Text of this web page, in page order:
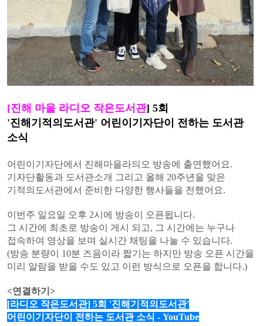
[진해 마을 라디오 작은도서관] 5회
'진해기적의도서관' 어린이기자단이 전하는 도서관
소식
어린이기자단에서 진해마을라듸오 방송에 출연했어요.
기자단활동과 도서관소개 그리고 올해 20주년을 맞은
기적의도서관에서 준비한 다양한 행사들을 전했어요.
이번주 일요일 오후 2시에 방송이 오픈됩니다.
그 시간에 최초로 방송이 게시 되고, 그 시간에는 누구나
접속하여 영상을 보며 실시간 채팅을 나눌 수 있습니다.
(방송 분량이 10분 즈음이라 짧기는 하지만 방송 오픈 시간을
미리 알람을 받을 수도 있고 이런 방식으로 오픈을 합니다.)
<연결하기>
[라디오 작은도서관] 5회 '진해기적의도서관'
어린이기자단이 전하는 도서관 소식 - YouTube